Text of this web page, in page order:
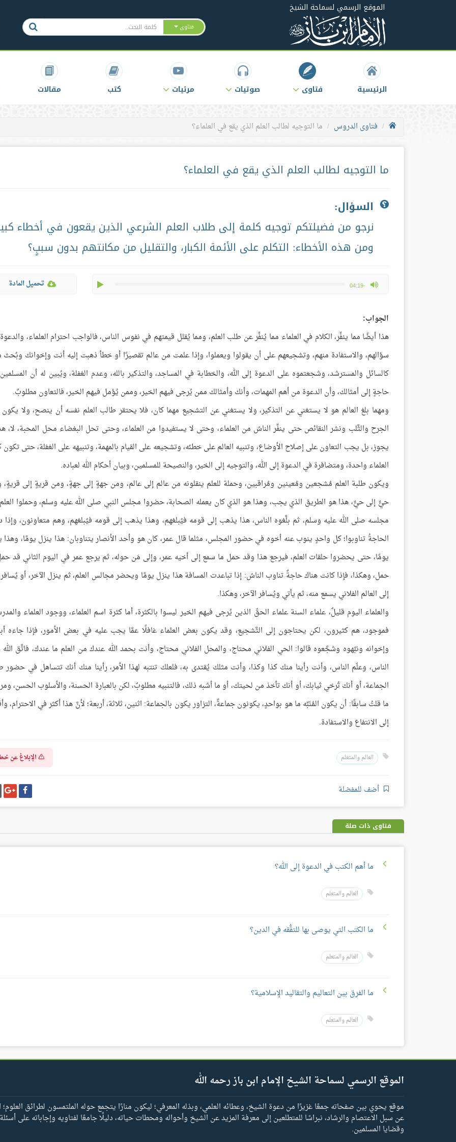
الموقع الرسمي لسماحة الشيخ
فتاوى
الرئيسية فتاوى صوتيات مرئيات كتب مقالات
فتاوى الدروس ما التوجيه لطالب العلم الذي يقع في العلماء؟
ما التوجيه لطالب العلم الذي يقع في العلماء؟
السؤال:
نرجو من فضيلتكم توجيه كلمة إلى طلاب العلم الشرعي الذين يقعون في أخطاء
ومن هذه الأخطاء: التكلم على الأئمة الكبار، والتقليل من مكانتهم بدون سببٍ؟
-04:19
max volume تحميل المادة
الجواب:
هذا أيضًا مما ينفِّر، الكلام في العلماء مما يُنفِّر عن طلب العلم، ومما يُقلل قيمتهم في نفوس الناس، فالواجب احترام العلماء،
سؤالهم، والاستفادة منهم، وتشجيعهم على أن يقولوا ويعملوا، وإذا علمت من عالم تقصيرًا أو خطأ ذهبت إليه أنت وإخوانك وبُحث
كالسائل والمسترشد، وشجعتموه على الدعوة إلى الله، والخطابة في المساجد، والتذكير بالله، وعدم الغفلة، ويُبين له أن
حاجةٍ إلى أمثالك، وأن الدعوة من أهم المهمات، وأنك وأمثالك ممن يُرجى فيهم الخير، وممن يُؤمل فيهم الخير، فالتعاون مطلوبٌ.
ومهما بلغ العالم هو لا يستغني عن التذكير، ولا يستغني عن التشجيع مهما كان، فلا يحتقر طالب العلم نفسه أن ينصح، ولا
الجرح والثَّلب ونشر النقائص حتى ينفِّر الناسُ من العلماء، وحتى لا يستفيدوا من العلماء، وحتى تحل البغضاء محل المحبة، لا،
يجوز، بل يجب التعاون على إصلاح الأوضاع، وتنبيه العالم على خطئه، وتشجيعه على القيام بالمهمة، وتنبيهه على الغفلة، حتى تكون
العلماء واحدة، ومتضافرة في الدعوة إلى الله، والتوجيه إلى الخير، والنصيحة للمسلمين، وبيان أحكام الله لعباده.
ويكون طلبة العلم مُشجعين ومُعينين ومُراقبين، وحملة للعلم ينقلونه من عالم إلى عالم، ومن جهةٍ إلى جهةٍ، ومن قريةٍ إلى
حيٍّ إلى حيٍّ، هذا هو الطريق الذي يجب، وهذا هو الذي كان يعمله الصحابة، حضروا مجلس النبي صلى الله عليه وسلم، وحملوا
مجلسه صلى الله عليه وسلم، ثم بلَّغوه الناس، هذا يذهب إلى قومه فيُبلغهم، وهذا يذهب إلى قومه فيُبلغهم، وهم متعاونون،
الحاجةُ تناوبوا؛ كل واحدٍ ينوب عنه أخوه في حضور المجلس، مثلما قال عمر، كان هو وأحد الأنصار يتناوبان: هذا ينزل يومًا، وهذا
يومًا، حتى يحضروا حلقات العلم، فيرجع هذا وقد حمل ما سمع إلى أخيه عمر، وإلى مَن حوله، ثم يرجع عمر في اليوم الثاني قد
حمل، وهكذا، فإذا كانت هناك حاجةٌ تناوب الناسُ: إذا تباعدت المسافة هذا ينزل يومًا ويحضر مجالس العلم، ثم ينزل الآخر، أو
إلى العالم الفلاني يسمع منه، ثم يأتي ويُسافر الآخر، وهكذا.
والعلماء اليوم قليلٌ، علماء السنة علماء الحقّ الذين يُرجى فيهم الخير ليسوا بالكثرة، أما كثرة اسم العلماء، ووجود العلماء
فموجود، هم كثيرون، لكن يحتاجون إلى التَّشجيع، وقد يكون بعض العلماء غافلًا عمَّا يجب عليه في بعض الأمور، فإذا جاءه
وإخوانه ونبَّهوه وشجَّعوه قالوا: الحي الفلاني محتاج، والمحل الفلاني محتاج، وأنت بحمد الله عندك من العلم ما عندك، فاتَّق الله
الناس، وعلّم الناس، وأنت رأينا منك كذا وكذا، وأنت مثلك يُقتدى به، فلعلك تنتبه لهذا الأمر، رأينا منك أنك تتساهل في حضور
الجماعة، أو أنك تُرخي ثيابك، أو أنك تأخذ من لحيتك، أو ما أشبه ذلك، فالتنبيه مطلوبٌ، لكن بالعبارة الحسنة، والأسلوب الحسن،
ما قلتُ سابقًا: أن يكون المُنَبِّه ما هو بواحدٍ، يكونون جماعةً، التزاور يكون بالجماعة: اثنين، ثلاثة، أربعة؛ لأنَّ هذا أكثر في الاحترام،
إلى الانتفاع والاستفادة.
العالم والمتعلم الإبلاغ عن
أضف للمفضلة شارك
على
فيسبوك
فتاوى ذات صلة
ما أهم الكتب في الدعوة إلى الله؟
العالم والمتعلم
ما الكتب التي يوصى بها للتفُّقه في الدين؟
العالم والمتعلم
ما الفرق بين التعاليم والتقاليد الإسلامية؟
العالم والمتعلم
الموقع الرسمي لسماحة الشيخ الإمام ابن باز رحمه الله
موقع يحوي بين صفحاته جمعًا غزيرًا من دعوة الشيخ، وعطائه العلمي، وبذله المعرفي؛ ليكون منارًا يتجمع حوله الملتمسون لطرائق العلوم؛
عن سبل الاعتصام والرشاد، نبراسًا للمتطلعين إلى معرفة المزيد عن الشيخ وأحواله ومحطات حياته، دليلًا جامعًا لفتاويه وإجاباته على
وقضايا المسلمين.